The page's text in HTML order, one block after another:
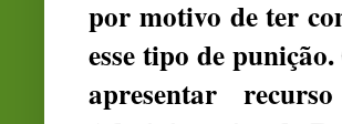
por motivo de ter
esse tipo de
apresentar